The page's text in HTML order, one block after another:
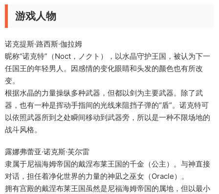
游戏人物
诺克提斯·路西斯·伽拉姆
昵称“诺克特”（Noct，ノクト），以水晶守护王国，被认为下一
任国王的年轻男人。因感情的变化眼睛和头发的颜色也有所改
变。
根据水晶的力量操纵多种武器，但都以剑为主要武器。除了武
器，也有一种是挥动手指间的光线来阻挡子弹的“盾”。诺克特可
以依照武器所到之处瞬间移动到武器旁，所以是一种不限场地的
战斗风格。
露娜弗蕾亚·诺克斯·芙尔雷
隶属于尼福海姆帝国的戴涅布莱王国的千金（公主）。与神直接
对话，担任着净化世界的力量的神凪之巫女（Oracle）。
拥有宫殿的戴涅布莱王国虽然是尼福海姆帝国的属地，但以最小